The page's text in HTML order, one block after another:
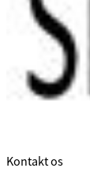
Kontakt os